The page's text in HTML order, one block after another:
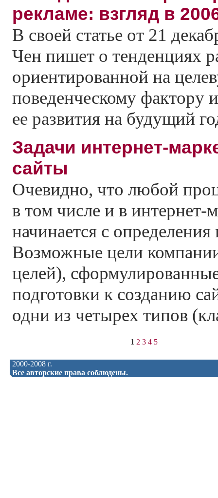
рекламе: взгляд в
В своей статье от 21
Чен пишет о тенденциях
ориентированной на
поведенческому фактору
ее развития на будущий
Задачи интернет-
сайты
Очевидно, что любой
в том числе и в интернет-
начинается с определения
Возможные цели
целей),
подготовки к созданию
одни из четырех типов
1 2 3 4 5
2000-2008 г.
Все авторские права соблюдены.